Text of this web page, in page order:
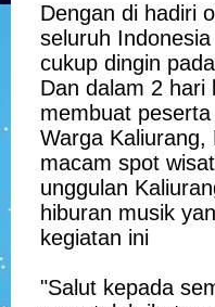
Dengan di hadiri
seluruh
cukup dingin
Dan dalam 2 hari
membuat
Warga
macam spot
unggulan
hiburan musik
kegiatan ini
"Salut kepada